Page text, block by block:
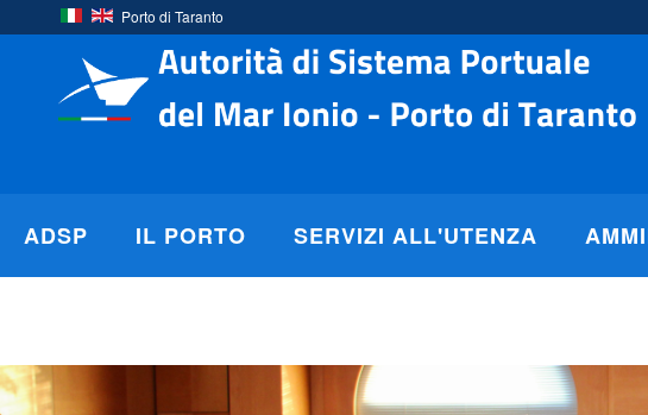
Porto di Taranto
ADSP IL PORTO SERVIZI ALL'UTENZA